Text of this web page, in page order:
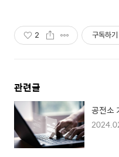
2 구독하기
관련글
공전소